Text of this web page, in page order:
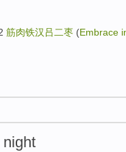
筋肉铁汉吕二枣 (Embrace
night